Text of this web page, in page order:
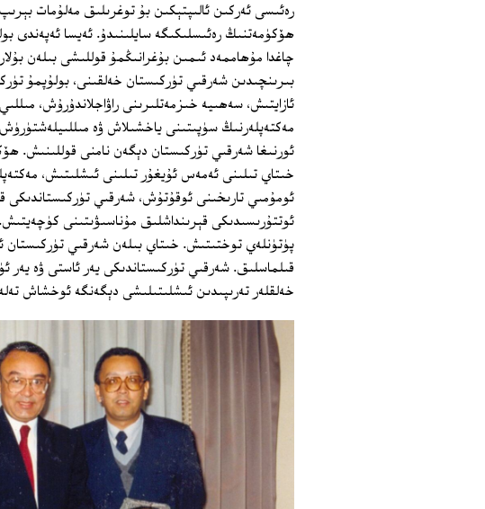
ھۆكۈمەتنىڭ رەئىسلىكىگە سايلىنىدۇ. ئەيسا ئەپەندى
چاغدا مۇھاممەد ئىمىن بۇغرانىڭمۇ قوللىشى بىلەن
بىرىنچىدىن شەرقىي تۈركىستان خەلقىنى، بولۇپمۇ
ئازايتىش، سەھىيە خىزمەتلىرىنى راۋاجلاندۇرۇش،
مەكتەپلەرنىڭ سۈپىتىنى ياخشىلاش ۋە
ئورنىغا شەرقىي تۈركىستان دېگەن نامنى قوللىنىش.
خىتاي تىلىنى ئەمەس ئۇيغۇر تىلىنى ئىشلىتىش،
ئومۇمىي تارىخىنى ئوقۇتۇش، شەرقىي تۈركىستاندىكى
ئوتتۇرىسىدىكى قېرىنداشلىق مۇناسىۋىتىنى
پۈتۈنلەي توختىتىش. خىتاي بىلەن شەرقىي تۈركىستان
قىلماسلىق. شەرقىي تۈركىستاندىكى يەر ئاستى ۋە يەر
خەلقلەر تەرىپىدىن ئىشلىتىلىشى دېگەنگە ئوخشاش